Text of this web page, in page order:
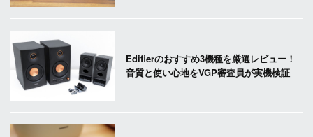
Edifierのおすすめ3機種を厳選レビュー！
音質と使い心地をVGP審査員が実機検証